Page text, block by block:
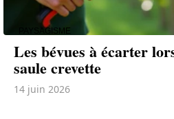
PAYSAGISME
Les bévues à écarter
saule crevette
14 juin 2026